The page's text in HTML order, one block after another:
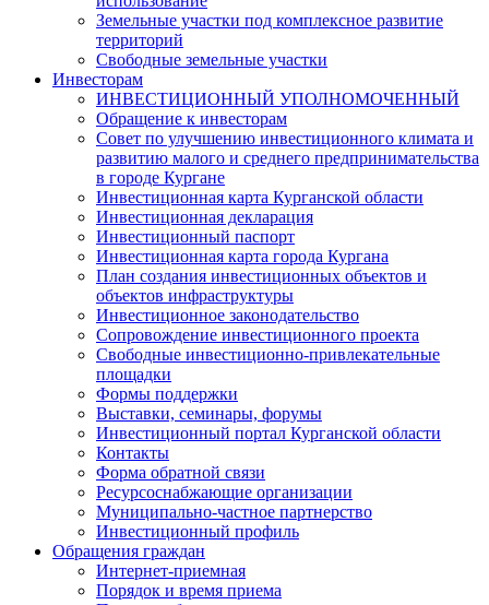
Земельные участки под комплексное развитие
территорий
Свободные земельные участки
Инвесторам
ИНВЕСТИЦИОННЫЙ УПОЛНОМОЧЕННЫЙ
Обращение к инвесторам
Совет по улучшению инвестиционного климата и
развитию малого и среднего предпринимательства
в городе Кургане
Инвестиционная карта Курганской области
Инвестиционная декларация
Инвестиционный паспорт
Инвестиционная карта города Кургана
План создания инвестиционных объектов и
объектов инфраструктуры
Инвестиционное законодательство
Сопровождение инвестиционного проекта
Свободные инвестиционно-привлекательные
площадки
Формы поддержки
Выставки, семинары, форумы
Инвестиционный портал Курганской области
Контакты
Форма обратной связи
Ресурсоснабжающие организации
Муниципально-частное партнерство
Инвестиционный профиль
Обращения граждан
Интернет-приемная
Порядок и время приема